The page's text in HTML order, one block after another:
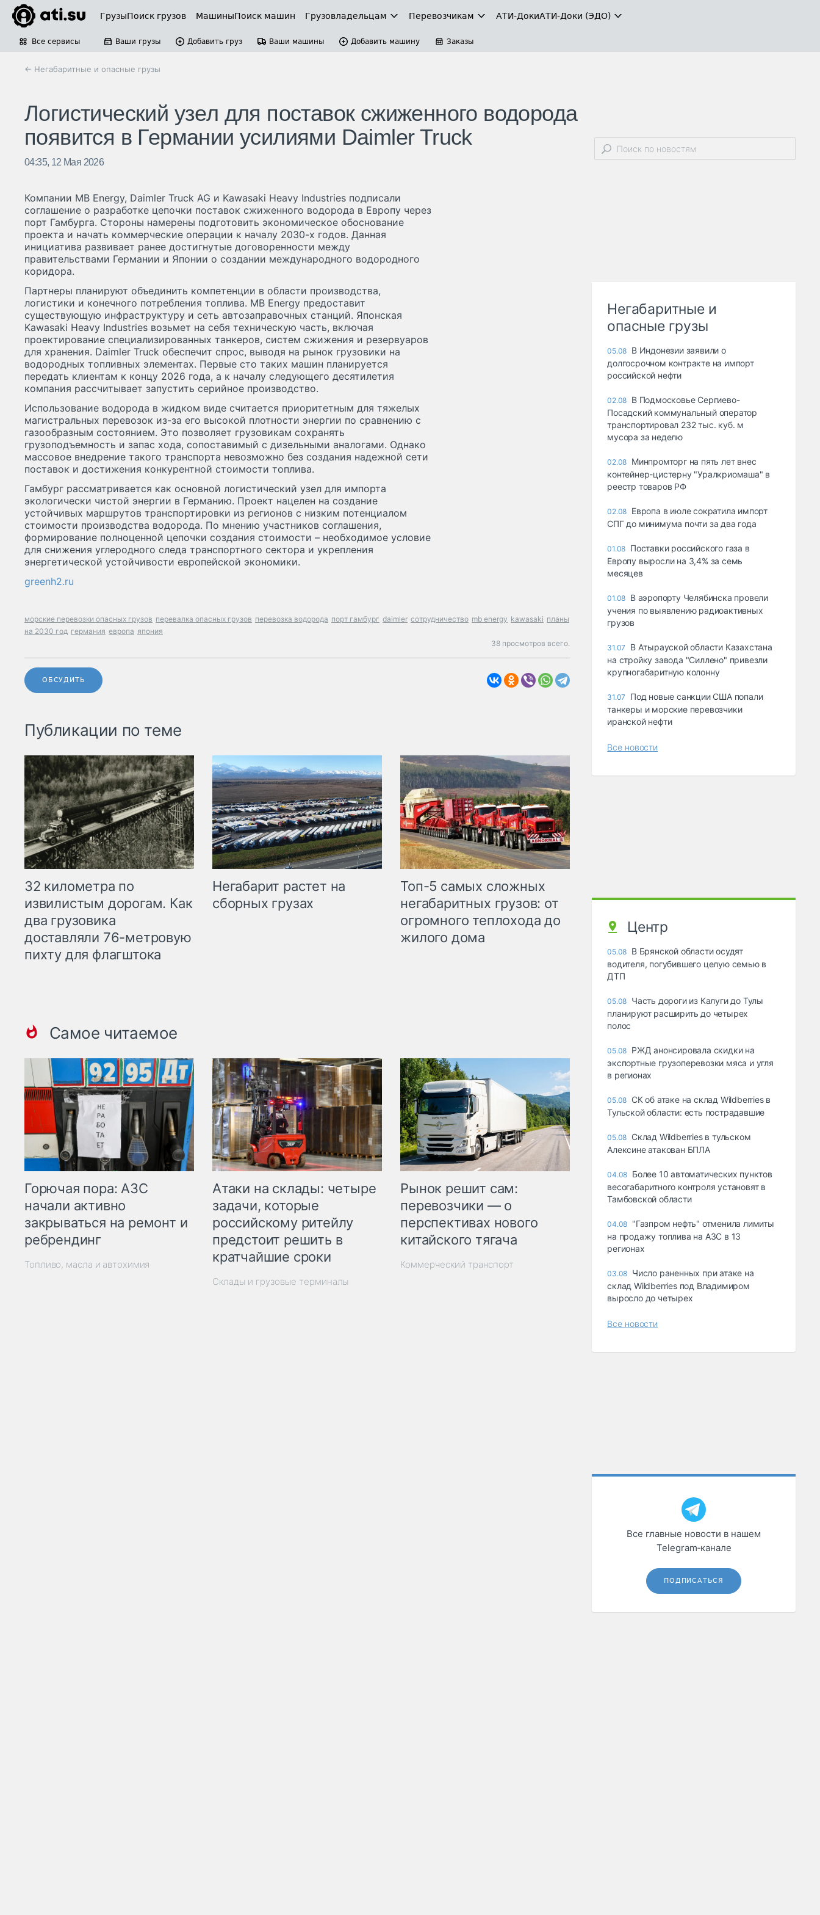
ГрузыПоиск грузов МашиныПоиск машин Грузовладельцам Перевозчикам АТИ-ДокиАТИ-Доки (ЭДО)
Все сервисы Ваши грузы Добавить груз Ваши машины Добавить машину Заказы
← Негабаритные и опасные грузы
Логистический узел для поставок сжиженного водорода
появится в Германии усилиями Daimler Truck
04:35, 12 Мая 2026
Компании MB Energy, Daimler Truck AG и Kawasaki Heavy Industries подписали
соглашение о разработке цепочки поставок сжиженного водорода в Европу через
порт Гамбурга. Стороны намерены подготовить экономическое обоснование
проекта и начать коммерческие операции к началу 2030-х годов. Данная
инициатива развивает ранее достигнутые договоренности между
правительствами Германии и Японии о создании международного водородного
коридора.
Партнеры планируют объединить компетенции в области производства,
логистики и конечного потребления топлива. MB Energy предоставит
существующую инфраструктуру и сеть автозаправочных станций. Японская
Kawasaki Heavy Industries возьмет на себя техническую часть, включая
проектирование специализированных танкеров, систем сжижения и резервуаров
для хранения. Daimler Truck обеспечит спрос, выводя на рынок грузовики на
водородных топливных элементах. Первые сто таких машин планируется
передать клиентам к концу 2026 года, а к началу следующего десятилетия
компания рассчитывает запустить серийное производство.
Использование водорода в жидком виде считается приоритетным для тяжелых
магистральных перевозок из-за его высокой плотности энергии по сравнению с
газообразным состоянием. Это позволяет грузовикам сохранять
грузоподъемность и запас хода, сопоставимый с дизельными аналогами. Однако
массовое внедрение такого транспорта невозможно без создания надежной сети
поставок и достижения конкурентной стоимости топлива.
Гамбург рассматривается как основной логистический узел для импорта
экологически чистой энергии в Германию. Проект нацелен на создание
устойчивых маршрутов транспортировки из регионов с низким потенциалом
стоимости производства водорода. По мнению участников соглашения,
формирование полноценной цепочки создания стоимости – необходимое условие
для снижения углеродного следа транспортного сектора и укрепления
энергетической устойчивости европейской экономики.
greenh2.ru
морские перевозки опасных грузов перевалка опасных грузов перевозка водорода порт гамбург daimler сотрудничество mb energy kawasaki планы
на 2030 год германия европа япония
38 просмотров всего.
ОБСУДИТЬ
Публикации по теме
32 километра по
извилистым дорогам. Как
два грузовика
доставляли 76-метровую
пихту для флагштока
Негабарит растет на
сборных грузах
Топ-5 самых сложных
негабаритных грузов: от
огромного теплохода до
жилого дома
Самое читаемое
Горючая пора: АЗС
начали активно
закрываться на ремонт и
ребрендинг
Топливо, масла и автохимия
Атаки на склады: четыре
задачи, которые
российскому ритейлу
предстоит решить в
кратчайшие сроки
Склады и грузовые терминалы
Рынок решит сам:
перевозчики — о
перспективах нового
китайского тягача
Коммерческий транспорт
Негабаритные и
опасные грузы
05.08 В Индонезии заявили о
долгосрочном контракте на импорт
российской нефти
02.08 В Подмосковье Сергиево-
Посадский коммунальный оператор
транспортировал 232 тыс. куб. м
мусора за неделю
02.08 Минпромторг на пять лет внес
контейнер-цистерну "Уралкриомаша" в
реестр товаров РФ
02.08 Европа в июле сократила импорт
СПГ до минимума почти за два года
01.08 Поставки российского газа в
Европу выросли на 3,4% за семь
месяцев
01.08 В аэропорту Челябинска провели
учения по выявлению радиоактивных
грузов
31.07
В Атырауской области Казахстана
на стройку завода "Силлено" привезли
крупногабаритную колонну
31.07
Под новые санкции США попали
танкеры и морские перевозчики
иранской нефти
Все новости
Центр
05.08 В Брянской области осудят
водителя, погубившего целую семью в
ДТП
05.08 Часть дороги из Калуги до Тулы
планируют расширить до четырех
полос
05.08 РЖД анонсировала скидки на
экспортные грузоперевозки мяса и угля
в регионах
05.08 СК об атаке на склад Wildberries в
Тульской области: есть пострадавшие
05.08 Склад Wildberries в тульском
Алексине атакован БПЛА
04.08 Более 10 автоматических пунктов
весогабаритного контроля установят в
Тамбовской области
04.08 "Газпром нефть" отменила лимиты
на продажу топлива на АЗС в 13
регионах
03.08 Число раненных при атаке на
склад Wildberries под Владимиром
выросло до четырех
Все новости
Все главные новости в нашем
Telegram‑канале
ПОДПИСАТЬСЯ